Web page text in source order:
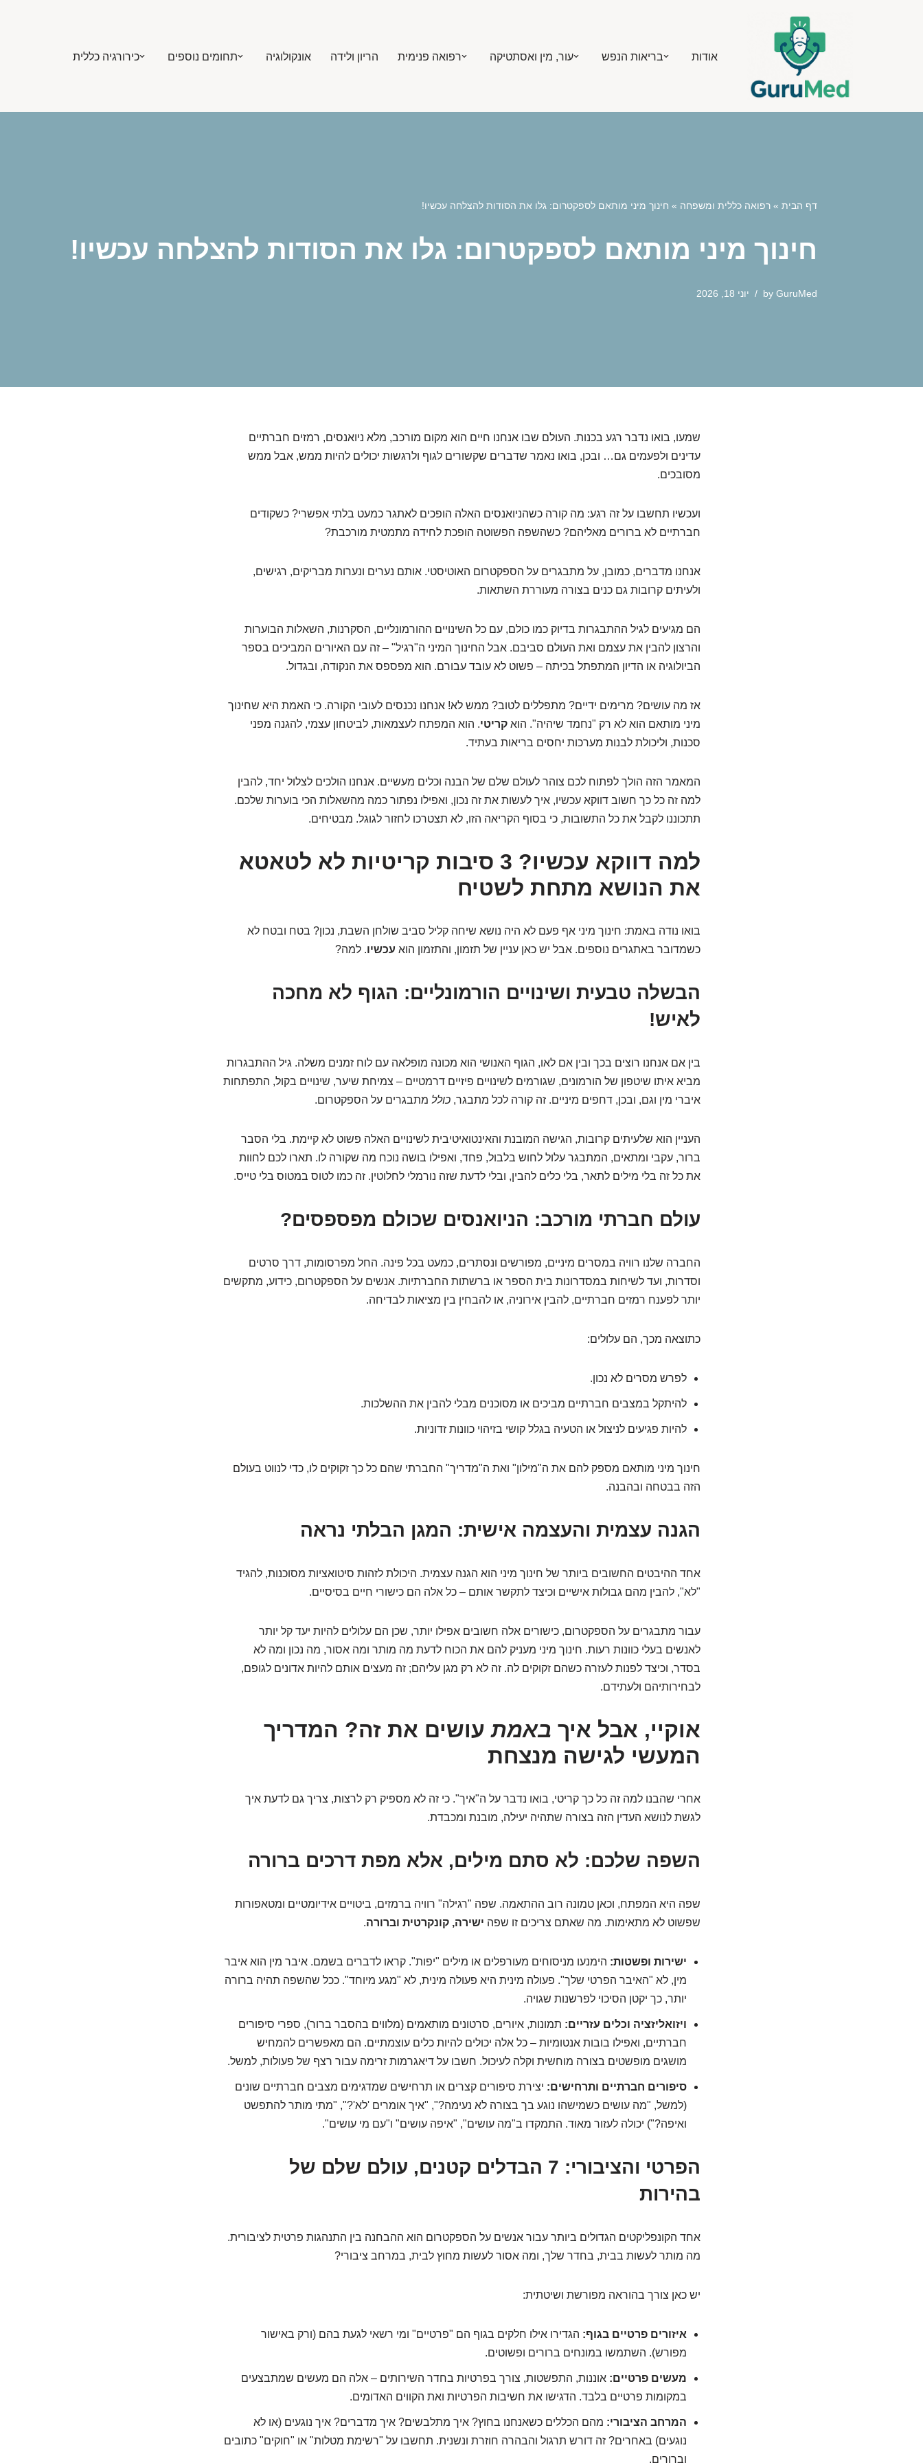
אודות בריאות הנפש עור, מין ואסתטיקה רפואה פנימית הריון ולידה אונקולוגיה תחומים נוספים כירורגיה כללית
דף הבית » רפואה כללית ומשפחה » חינוך מיני מותאם לספקטרום: גלו את הסודות להצלחה עכשיו!
חינוך מיני מותאם לספקטרום: גלו את הסודות להצלחה עכשיו!
by GuruMed יוני 18, 2026
שמעו, בואו נדבר רגע בכנות. העולם שבו אנחנו חיים הוא מקום מורכב, מלא ניואנסים, רמזים חברתיים
עדינים ולפעמים גם… ובכן, בואו נאמר שדברים שקשורים לגוף ולרגשות יכולים להיות ממש, אבל ממש
מסובכים.
ועכשיו תחשבו על זה רגע: מה קורה כשהניואנסים האלה הופכים לאתגר כמעט בלתי אפשרי? כשקודים
חברתיים לא ברורים מאליהם? כשהשפה הפשוטה הופכת לחידה מתמטית מורכבת?
אנחנו מדברים, כמובן, על מתבגרים על הספקטרום האוטיסטי. אותם נערים ונערות מבריקים, רגישים,
ולעיתים קרובות גם כנים בצורה מעוררת השתאות.
הם מגיעים לגיל ההתבגרות בדיוק כמו כולם, עם כל השינויים ההורמונליים, הסקרנות, השאלות הבוערות
והרצון להבין את עצמם ואת העולם סביבם. אבל החינוך המיני ה"רגיל" – זה עם האיורים המביכים בספר
הביולוגיה או הדיון המתפתל בכיתה – פשוט לא עובד עבורם. הוא מפספס את הנקודה, ובגדול.
אז מה עושים? מרימים ידיים? מתפללים לטוב? ממש לא! אנחנו נכנסים לעובי הקורה. כי האמת היא שחינוך
מיני מותאם הוא לא רק "נחמד שיהיה". הואקריטי. הוא המפתח לעצמאות, לביטחון עצמי, להגנה מפני
סכנות, וליכולת לבנות מערכות יחסים בריאות בעתיד.
המאמר הזה הולך לפתוח לכם צוהר לעולם שלם של הבנה וכלים מעשיים. אנחנו הולכים לצלול יחד, להבין
למה זה כל כך חשוב דווקא עכשיו, איך לעשות את זה נכון, ואפילו נפתור כמה מהשאלות הכי בוערות שלכם.
תתכוננו לקבל את כל התשובות, כי בסוף הקריאה הזו, לא תצטרכו לחזור לגוגל. מבטיחים.
למה דווקא עכשיו? 3 סיבות קריטיות לא לטאטא
את הנושא מתחת לשטיח
בואו נודה באמת: חינוך מיני אף פעם לא היה נושא שיחה קליל סביב שולחן השבת, נכון? בטח ובטח לא
כשמדובר באתגרים נוספים. אבל יש כאן עניין של תזמון, והתזמון הוא עכשיו. למה?
הבשלה טבעית ושינויים הורמונליים: הגוף לא מחכה
לאיש!
בין אם אנחנו רוצים בכך ובין אם לאו, הגוף האנושי הוא מכונה מופלאה עם לוח זמנים משלה. גיל ההתבגרות
מביא איתו שיטפון של הורמונים, שגורמים לשינויים פיזיים דרמטיים – צמיחת שיער, שינויים בקול, התפתחות
איברי מין וגם, ובכן, דחפים מיניים. זה קורה לכל מתבגר,כולל מתבגרים על הספקטרום.
העניין הוא שלעיתים קרובות, הגישה המובנת והאינטואיטיבית לשינויים האלה פשוט לא קיימת. בלי הסבר
ברור, עקבי ומתאים, המתבגר עלול לחוש בלבול, פחד, ואפילו בושה נוכח מה שקורה לו. תארו לכם לחוות
את כל זה בלי מילים לתאר, בלי כלים להבין, ובלי לדעת שזה נורמלי לחלוטין. זה כמו לטוס במטוס בלי טייס.
עולם חברתי מורכב: הניואנסים שכולם מפספסים?
החברה שלנו רוויה במסרים מיניים, מפורשים ונסתרים, כמעט בכל פינה. החל מפרסומות, דרך סרטים
וסדרות, ועד לשיחות במסדרונות בית הספר או ברשתות החברתיות. אנשים על הספקטרום, כידוע, מתקשים
יותר לפענח רמזים חברתיים, להבין אירוניה, או להבחין בין מציאות לבדיחה.
כתוצאה מכך, הם עלולים:
לפרש מסרים לא נכון.
להיתקל במצבים חברתיים מביכים או מסוכנים מבלי להבין את ההשלכות.
להיות פגיעים לניצול או הטעיה בגלל קושי בזיהוי כוונות זדוניות.
חינוך מיני מותאם מספק להם את ה"מילון" ואת ה"מדריך" החברתי שהם כל כך זקוקים לו, כדי לנווט בעולם
הזה בבטחה ובהבנה.
הגנה עצמית והעצמה אישית: המגן הבלתי נראה
אחד ההיבטים החשובים ביותר של חינוך מיני הוא הגנה עצמית. היכולת לזהות סיטואציות מסוכנות, להגיד
"לא", להבין מהם גבולות אישיים וכיצד לתקשר אותם – כל אלה הם כישורי חיים בסיסיים.
עבור מתבגרים על הספקטרום, כישורים אלה חשובים אפילו יותר, שכן הם עלולים להיות יעד קל יותר
לאנשים בעלי כוונות רעות. חינוך מיני מעניק להם את הכוח לדעת מה מותר ומה אסור, מה נכון ומה לא
בסדר, וכיצד לפנות לעזרה כשהם זקוקים לה. זה לא רק מגן עליהם; זה מעצים אותם להיות אדונים לגופם,
לבחירותיהם ולעתידם.
אוקיי, אבל איך באמתעושים את זה? המדריך
המעשי לגישה מנצחת
אחרי שהבנו למה זה כל כך קריטי, בואו נדבר על ה"איך". כי זה לא מספיק רק לרצות, צריך גם לדעת איך
לגשת לנושא העדין הזה בצורה שתהיה יעילה, מובנת ומכבדת.
השפה שלכם: לא סתם מילים, אלא מפת דרכים ברורה
שפה היא המפתח, וכאן טמונה רוב ההתאמה. שפה "רגילה" רוויה ברמזים, ביטויים אידיומטיים ומטאפורות
שפשוט לא מתאימות. מה שאתם צריכים זו שפה ישירה, קונקרטית וברורה.
ישירות ופשטות: הימנעו מניסוחים מעורפלים או מילים "יפות". קראו לדברים בשמם. איבר מין הוא איבר
מין, לא "האיבר הפרטי שלך". פעולה מינית היא פעולה מינית, לא "מגע מיוחד". ככל שהשפה תהיה ברורה
יותר, כך יקטן הסיכוי לפרשנות שגויה.
ויזואליזציה וכלים עזריים: תמונות, איורים, סרטונים מותאמים (מלווים בהסבר ברור), ספרי סיפורים
חברתיים, ואפילו בובות אנטומיות – כל אלה יכולים להיות כלים עוצמתיים. הם מאפשרים להמחיש
מושגים מופשטים בצורה מוחשית וקלה לעיכול. חשבו על דיאגרמות זרימה עבור רצף של פעולות, למשל.
סיפורים חברתיים ותרחישים: יצירת סיפורים קצרים או תרחישים שמדגימים מצבים חברתיים שונים
(למשל, "מה עושים כשמישהו נוגע בך בצורה לא נעימה?", "איך אומרים 'לא'?", "מתי מותר להתפשט
ואיפה?") יכולה לעזור מאוד. התמקדו ב"מה עושים", "איפה עושים" ו"עם מי עושים".
הפרטי והציבורי: 7 הבדלים קטנים, עולם שלם של
בהירות
אחד הקונפליקטים הגדולים ביותר עבור אנשים על הספקטרום הוא ההבחנה בין התנהגות פרטית לציבורית.
מה מותר לעשות בבית, בחדר שלך, ומה אסור לעשות מחוץ לבית, במרחב ציבורי?
יש כאן צורך בהוראה מפורשת ושיטתית:
איזורים פרטיים בגוף: הגדירו אילו חלקים בגוף הם "פרטיים" ומי רשאי לגעת בהם (ורק באישור
מפורש). השתמשו במונחים ברורים ופשוטים.
מעשים פרטיים: אוננות, התפשטות, צורך בפרטיות בחדר השירותים – אלה הם מעשים שמתבצעים
במקומות פרטיים בלבד. הדגישו את חשיבות הפרטיות ואת הקווים האדומים.
המרחב הציבורי: מהם הכללים כשאנחנו בחוץ? איך מתלבשים? איך מדברים? איך נוגעים (או לא
נוגעים) באחרים? זה דורש תרגול והבהרה חוזרת ונשנית. תחשבו על "רשימת מטלות" או "חוקים" כתובים
וברורים.